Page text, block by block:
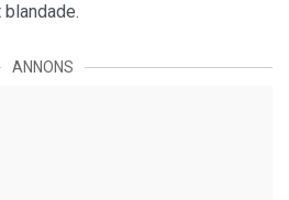
blandade.
ANNONS